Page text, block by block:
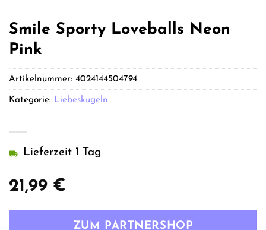
Smile Sporty Loveballs Neon
Pink
21,99 €
Lieferzeit 1 Tag
ZUM PARTNERSHOP
Artikelnummer: 4024144504794
Kategorie: Liebeskugeln